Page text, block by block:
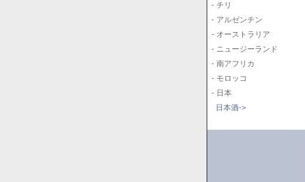
- チリ
- アルゼンチン
- オーストラリア
- ニュージーランド
- 南アフリカ
- モロッコ
- 日本
日本酒->